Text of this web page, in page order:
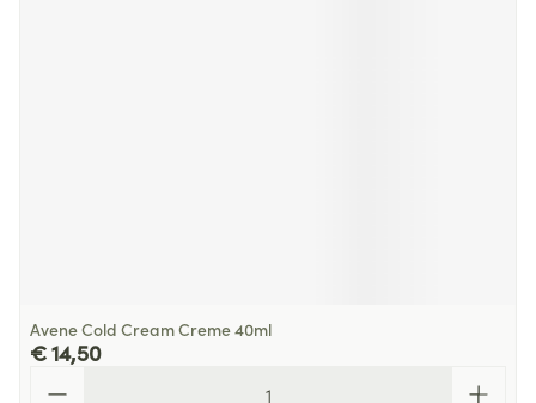
Avene Cold Cream Creme 40ml
€ 14,50